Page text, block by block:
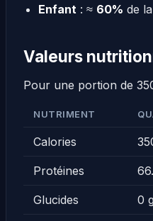
Enfant: ≈ 60% de
Valeurs
Pour une portion de
NUTRIMENT
Calories
Protéines
Glucides 0 g